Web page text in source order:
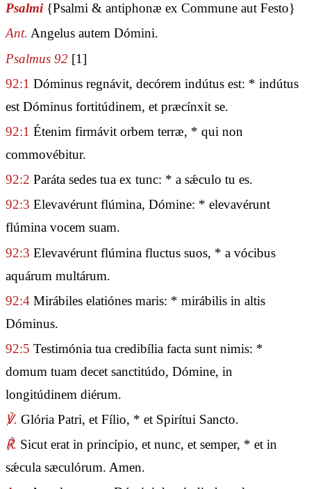
Psalmi {Psalmi & antiphonæ ex Commune aut Festo}
Ant. Angelus autem Dómini.
Psalmus 92 [1]
92:1 Dóminus regnávit, decórem indútus est: * indútus
est Dóminus fortitúdinem, et præcínxit se.
92:1 Étenim firmávit orbem terræ, * qui non
commovébitur.
92:2 Paráta sedes tua ex tunc: * a sǽculo tu es.
92:3 Elevavérunt flúmina, Dómine: * elevavérunt
flúmina vocem suam.
92:3 Elevavérunt flúmina fluctus suos, * a vócibus
aquárum multárum.
92:4 Mirábiles elatiónes maris: * mirábilis in altis
Dóminus.
92:5 Testimónia tua credibília facta sunt nimis: *
domum tuam decet sanctitúdo, Dómine, in
longitúdinem diérum.
℣. Glória Patri, et Fílio, * et Spirítui Sancto.
℟. Sicut erat in princípio, et nunc, et semper, * et in
sǽcula sæculórum. Amen.